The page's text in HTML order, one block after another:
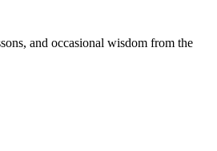
and occasional wisdom from the